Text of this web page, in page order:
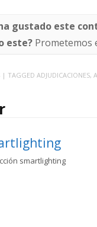
gustado este
este? Prometemos
| TAGGED ADJUDICACIONES,
smartlighting